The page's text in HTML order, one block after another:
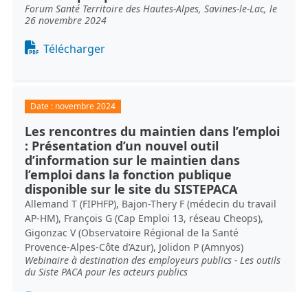
Forum Santé Territoire des Hautes-Alpes, Savines-le-Lac, le
26 novembre 2024
Document
Télécharger
Date : novembre 2024
Les rencontres du maintien dans l’emploi
: Présentation d’un nouvel outil
d’information sur le maintien dans
l’emploi dans la fonction publique
disponible sur le site du SISTEPACA
Allemand T (FIPHFP), Bajon-Thery F (médecin du travail
AP-HM), François G (Cap Emploi 13, réseau Cheops),
Gigonzac V (Observatoire Régional de la Santé
Provence-Alpes-Côte d’Azur), Jolidon P (Amnyos)
Webinaire à destination des employeurs publics - Les outils
du Siste PACA pour les acteurs publics